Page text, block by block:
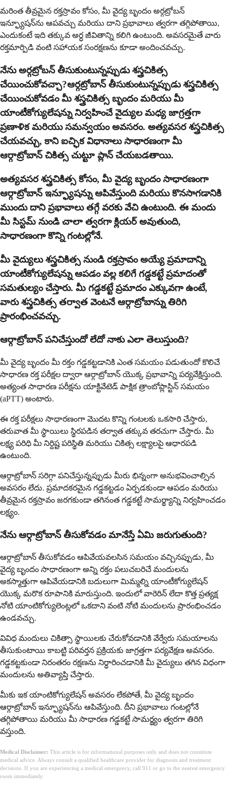
మరింత తీవ్రమైన రక్తస్రావం కోసం, మీ వైద్య బృందం అర్గట్రోబన్
ఇన్ఫ్యూషన్‌ను ఆపవచ్చు మరియు దాని ప్రభావాలు త్వరగా తగ్గిపోతాయి,
ఎందుకంటే ఇది తక్కువ అర్ధ జీవితాన్ని కలిగి ఉంటుంది. అవసరమైతే వారు
రక్తమార్పిడి వంటి సహాయక సంరక్షణను కూడా అందించవచ్చు.
నేను అర్గట్రోబన్ తీసుకుంటున్నప్పుడు శస్త్రచికిత్స
చేయించుకోవచ్చా?ఆర్గట్రోబాన్ తీసుకుంటున్నప్పుడు శస్త్రచికిత్స
చేయించుకోవడం మీ శస్త్రచికిత్స బృందం మరియు మీ
యాంటీకోగ్యులేషన్ను నిర్వహించే వైద్యుల మధ్య జాగ్రత్తగా
ప్రణాళిక మరియు సమన్వయం అవసరం. అత్యవసర శస్త్రచికిత్స
చేయవచ్చు, కాని ఐచ్ఛిక విధానాలు సాధారణంగా మీ
ఆర్గాట్రోబాన్ చికిత్స చుట్టూ ప్లాన్ చేయబడతాయి.
అత్యవసర శస్త్రచికిత్స కోసం, మీ వైద్య బృందం సాధారణంగా
ఆర్గాట్రోబాన్ ఇన్ఫ్యూషన్ను ఆపివేస్తుంది మరియు కొనసాగడానికి
ముందు దాని ప్రభావాలు తగ్గే వరకు వేచి ఉంటుంది. ఈ మందు
మీ సిస్టమ్ నుండి చాలా త్వరగా క్లియర్ అవుతుంది,
సాధారణంగా కొన్ని గంటల్లోనే.
మీ వైద్యులు శస్త్రచికిత్స నుండి రక్తస్రావం అయ్యే ప్రమాదాన్ని
యాంటీకోగ్యులేషన్ను ఆపడం వల్ల కలిగే గడ్డకట్టే ప్రమాదంతో
సమతుల్యం చేస్తారు. మీ గడ్డకట్టే ప్రమాదం ఎక్కువగా ఉంటే,
వారు శస్త్రచికిత్స తర్వాత వెంటనే ఆర్గాట్రోబాన్ను తిరిగి
ప్రారంభించవచ్చు.
ఆర్గాట్రోబాన్ పనిచేస్తుందో లేదో నాకు ఎలా తెలుస్తుంది?
మీ వైద్య బృందం మీ రక్తం గడ్డకట్టడానికి ఎంత సమయం పడుతుందో కొలిచే
సాధారణ రక్త పరీక్షల ద్వారా ఆర్గాట్రోబాన్ యొక్క ప్రభావాన్ని పర్యవేక్షిస్తుంది.
అత్యంత సాధారణ పరీక్షను యాక్టివేటెడ్ పాక్షిక త్రాంబోప్లాస్టిన్ సమయం
(aPTT) అంటారు.
ఈ రక్త పరీక్షలు సాధారణంగా మొదట కొన్ని గంటలకు ఒకసారి చేస్తారు,
తరువాత మీ స్థాయిలు స్థిరపడిన తర్వాత తక్కువ తరచుగా చేస్తారు. మీ
లక్ష్య పరిధి మీ నిర్దిష్ట పరిస్థితి మరియు చికిత్స లక్ష్యాలపై ఆధారపడి
ఉంటుంది.
ఆర్గాట్రోబాన్ సరిగ్గా పనిచేస్తున్నప్పుడు మీరు భిన్నంగా అనుభవించాల్సిన
అవసరం లేదు. ప్రమాదకరమైన గడ్డకట్టడం ఏర్పడకుండా ఆపడం మరియు
తీవ్రమైన రక్తస్రావం జరగకుండా తగినంత గడ్డకట్టే సామర్థ్యాన్ని నిర్వహించడం
లక్ష్యం.
నేను ఆర్గాట్రోబాన్ తీసుకోవడం మానేస్తే ఏమి జరుగుతుంది?
ఆర్గాట్రోబాన్ తీసుకోవడం ఆపివేయవలసిన సమయం వచ్చినప్పుడు, మీ
వైద్య బృందం సాధారణంగా అన్ని రక్తం పలుచబరిచే మందులను
అకస్మాత్తుగా ఆపివేయడానికి బదులుగా మిమ్మల్ని యాంటీకోగ్యులేషన్
యొక్క మరొక రూపానికి మారుస్తుంది. ఇందులో వారెరిన్ లేదా కొత్త ప్రత్యక్ష
నోటి యాంటికోగ్యులెంట్లలో ఒకదాని వంటి నోటి మందులను ప్రారంభించడం
ఉండవచ్చు.
వివిధ మందులు చికిత్సా స్థాయిలకు చేరుకోవడానికి వేర్వేరు సమయాలను
తీసుకుంటాయి కాబట్టి పరివర్తన ప్రక్రియకు జాగ్రత్తగా పర్యవేక్షణ అవసరం.
గడ్డకట్టకుండా నిరంతరం రక్షణను నిర్ధారించడానికి మీ వైద్యులు తగిన విధంగా
మందులను అతివ్యాప్తి చేస్తారు.
మీకు ఇక యాంటికోగ్యులేషన్ అవసరం లేకపోతే, మీ వైద్య బృందం
ఆర్గాట్రోబాన్ ఇన్ఫ్యూషన్‌ను ఆపివేస్తుంది. దీని ప్రభావాలు గంటల్లోనే
తగ్గిపోతాయి మరియు మీ సాధారణ గడ్డకట్టే సామర్థ్యం త్వరగా తిరిగి
వస్తుంది.
Medical Disclaimer: This article is for informational purposes only and does not constitute
medical advice. Always consult a qualified healthcare provider for diagnosis and treatment
decisions. If you are experiencing a medical emergency, call 911 or go to the nearest emergency
room immediately.